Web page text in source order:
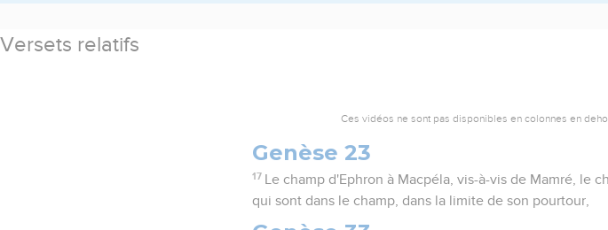
Versets relatifs
Ces vidéos ne sont pas disponibles en colonnes en
Genèse 23
17
Le champ d'Ephron à Macpéla, vis-à-vis de Mamré, le
qui sont dans le champ, dans la limite de son pourtour,